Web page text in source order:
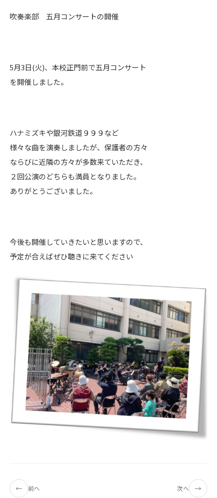
吹奏楽部 五月コンサートの開催
5月3日(火)、本校正門前で五月コンサート
を開催しました。
ハナミズキや銀河鉄道９９９など
様々な曲を演奏しましたが、保護者の方々
ならびに近隣の方々が多数来ていただき、
２回公演のどちらも満員となりました。
ありがとうございました。
今後も開催していきたいと思いますので、
予定が合えばぜひ聴きに来てください
← 前へ 次へ →